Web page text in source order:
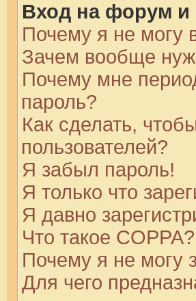
Вход на форум и
Почему я не могу
Зачем вообще
Почему мне
пароль?
Как сделать,
пользователей?
Я забыл пароль!
Я только что
Я давно
Что такое COPPA?
Почему я не могу
Для чего